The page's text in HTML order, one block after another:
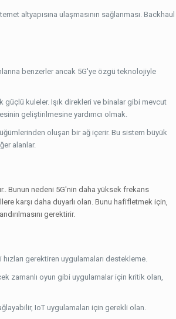
altyapısına ulaşmasının sağlanması. Backhaul
benzerler ancak 5G'ye özgü teknolojiyle
kuleler. Işık direkleri ve binalar gibi mevcut
geliştirilmesine yardımcı olmak.
oluşan bir ağ içerir. Bu sistem büyük
alanlar.
Bunun nedeni 5G'nin daha yüksek frekans
karşı daha duyarlı olan. Bunu hafifletmek için,
gerektirir.
gerektiren uygulamaları destekleme.
zamanlı oyun gibi uygulamalar için kritik olan,
IoT uygulamaları için gerekli olan.